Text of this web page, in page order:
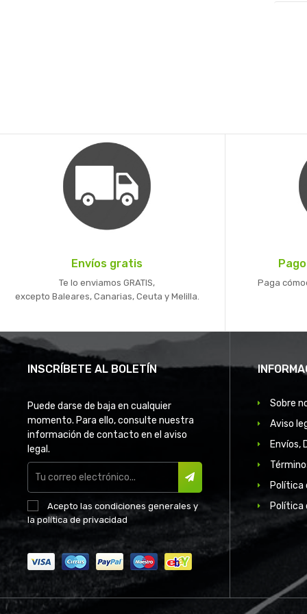
Envíos gratis
Te lo enviamos GRATIS,
excepto Baleares, Canarias, Ceuta y Melilla.
Paga
INSCRÍBETE AL BOLETÍN
Puede darse de baja en cualquier
momento. Para ello, consulte nuestra
información de contacto en el aviso
legal.
Acepto las condiciones generales y
la política de privacidad
Sobre
Aviso
Envíos,
Política
Política